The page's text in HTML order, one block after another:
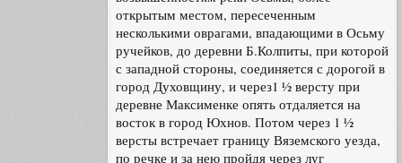
открытым местом, пересеченным
несколькими оврагами, впадающими в Осьму
ручейков, до деревни Б.Колпиты, при которой
с западной стороны, соединяется с дорогой в
город Духовщину, и через1 ½ версту при
деревне Максименке опять отдаляется на
восток в город Юхнов. Потом через 1 ½
версты встречает границу Вяземского уезда,
по речке и за нею пройдя через луг